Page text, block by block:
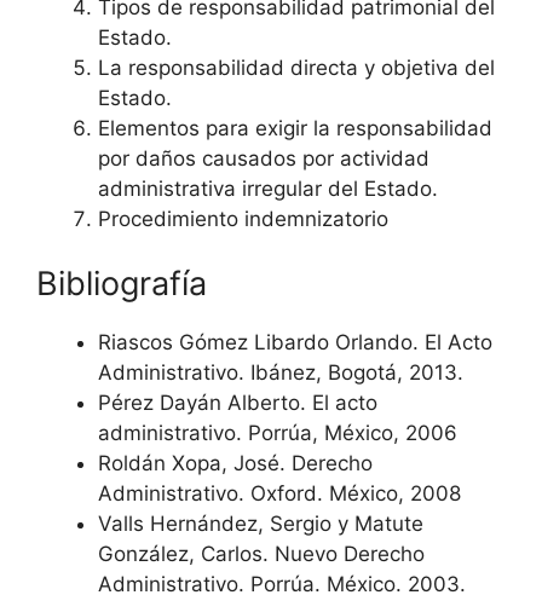
Tipos de responsabilidad patrimonial del
Estado.
La responsabilidad directa y objetiva del
Estado.
Elementos para exigir la responsabilidad
por daños causados por actividad
administrativa irregular del Estado.
Procedimiento indemnizatorio
Bibliografía
Riascos Gómez Libardo Orlando. El Acto
Administrativo. Ibánez, Bogotá, 2013.
Pérez Dayán Alberto. El acto
administrativo. Porrúa, México, 2006
Roldán Xopa, José. Derecho
Administrativo. Oxford. México, 2008
Valls Hernández, Sergio y Matute
González, Carlos. Nuevo Derecho
Administrativo. Porrúa. México. 2003.